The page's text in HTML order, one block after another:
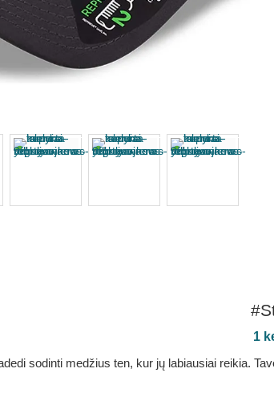
1
sodinti medžius ten, kur jų labiausiai reikia.